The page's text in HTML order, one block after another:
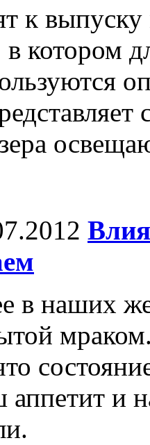
к
котором
в наших
аппетит и